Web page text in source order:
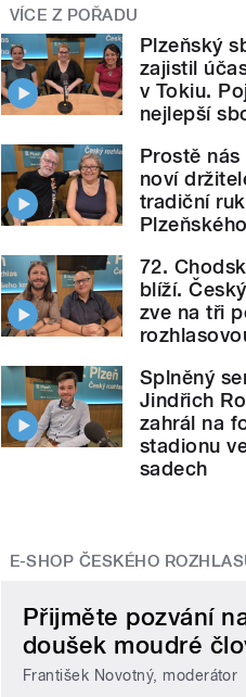
VÍCE Z POŘADU
Plzeňský
zajistil
v Tokiu.
nejlepší
Prostě
noví
tradiční
72.
blíží.
zve na tři
Splněný
Jindřich
zahrál na
stadionu
sadech
E-SHOP ČESKÉHO
Přijměte pozvání
doušek moudré
František Novotný, moderátor